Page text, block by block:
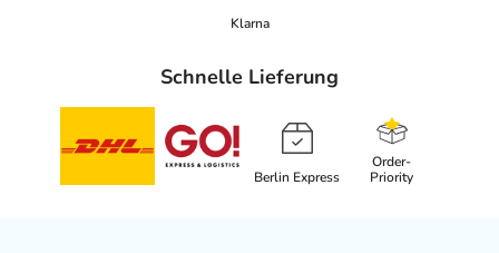
Klarna
Schnelle Lieferung
Berlin Express
Order-
Priority